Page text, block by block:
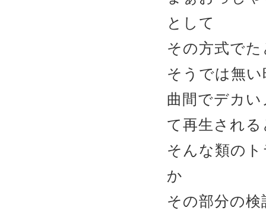
として
その方式で
そうでは無
曲間でデカ
て再生され
そんな類の
か
その部分の